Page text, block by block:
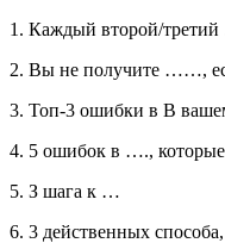
1. Каждый второй/
2. Вы не получите ……,
3. Топ-3 ошибки в В
4. 5 ошибок в ….,
5. З шага к …
6. 3 действенных